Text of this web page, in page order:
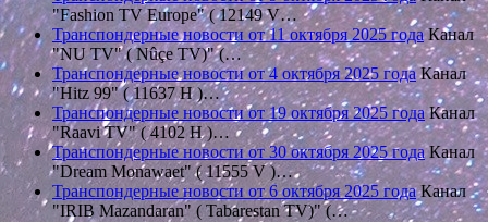
"Fashion TV Europe" ( 12149 V…
Транспондерные новости от 11 октября 2025 годаКанал
"NU TV" ( Nûçe TV)" (…
Транспондерные новости от 4 октября 2025 годаКанал
"Hitz 99" ( 11637 Н )…
Транспондерные новости от 19 октября 2025 годаКанал
"Raavi TV" ( 4102 H )…
Транспондерные новости от 30 октября 2025 годаКанал
"Dream Monawaet" ( 11555 V )…
Транспондерные новости от 6 октября 2025 годаКанал
"IRIB Mazandaran" ( Tabarestan TV)" (…